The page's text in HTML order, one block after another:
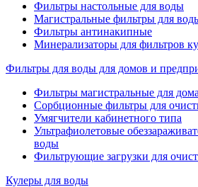
Фильтры настольные для воды
Магистральные фильтры для
Фильтры антинакипные
Минерализаторы для фильтров
Фильтры для воды для домов и
Фильтры магистральные для дома
Сорбционные фильтры для
Умягчители кабинетного типа
Ультрафиолетовые
воды
Фильтрующие загрузки для
Кулеры для воды